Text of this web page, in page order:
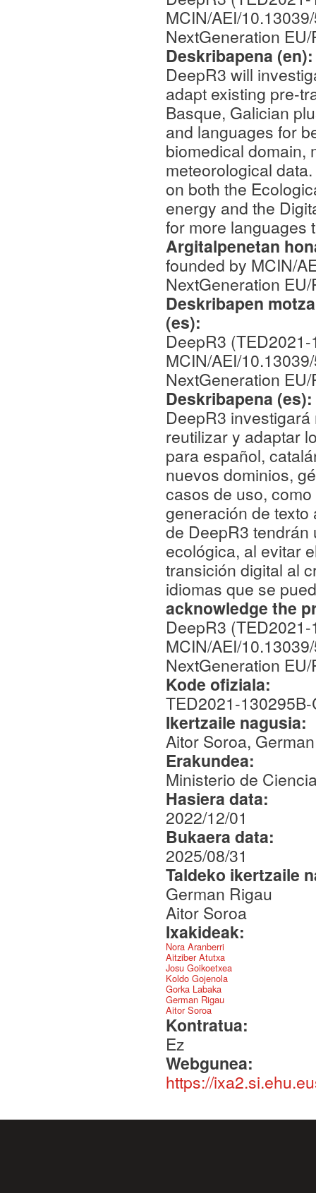
MCIN/AEI/
NextGeneration EU/
Deskribapena
DeepR3 will
adapt existing pre-
Basque, Galician
and languages for
biomedical domain,
meteorological
on both the
energy and the
for more languages
Argitalpenetan
founded by MCIN/
NextGeneration EU/
Deskribapen
(es):
DeepR3
MCIN/AEI/
NextGeneration EU/
Deskribapena (es):
DeepR3
reutilizar y adaptar
para español,
nuevos dominios,
casos de uso,
generación de
de DeepR3 tendrán
ecológica, al evitar
transición digital al
idiomas que se
acknowledge the
DeepR3
MCIN/AEI/
NextGeneration EU/
Kode ofiziala:
TED2021-
Ikertzaile nagusia:
Aitor Soroa,
Erakundea:
Ministerio de
Hasiera data:
2022/12/01
Bukaera data:
2025/08/31
Taldeko ikertzaile
German Rigau
Aitor Soroa
Ixakideak:
Nora Aranberri
Aitziber Atutxa
Josu Goikoetxea
Koldo Gojenola
Gorka Labaka
German Rigau
Aitor Soroa
Kontratua:
Ez
Webgunea:
https://